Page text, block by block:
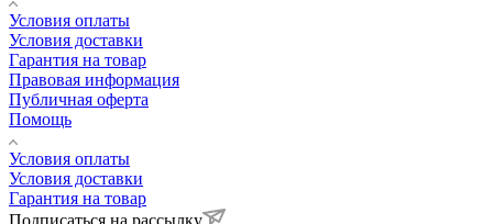
Условия оплаты
Условия доставки
Гарантия на товар
Правовая информация
Публичная оферта
Помощь
Условия оплаты
Условия доставки
Гарантия на товар
Подписаться на рассылку